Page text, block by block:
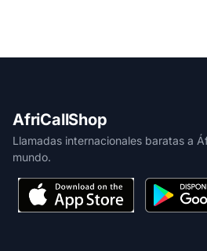
AfriCallShop
Llamadas internacionales baratas a
mundo.